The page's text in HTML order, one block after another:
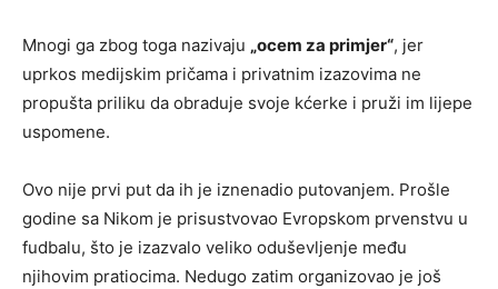
Mnogi ga zbog toga nazivaju „ocem za primjer“, jer
uprkos medijskim pričama i privatnim izazovima ne
propušta priliku da obraduje svoje kćerke i pruži im lijepe
uspomene.
Ovo nije prvi put da ih je iznenadio putovanjem. Prošle
godine sa Nikom je prisustvovao Evropskom prvenstvu u
fudbalu, što je izazvalo veliko oduševljenje među
njihovim pratiocima. Nedugo zatim organizovao je još